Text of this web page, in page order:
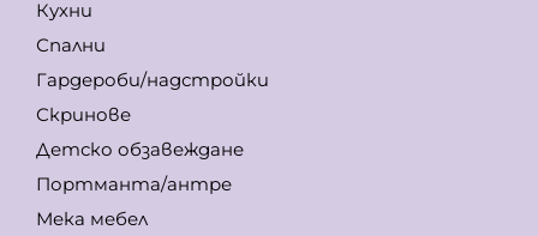
Кухни
Спални
Гардероби/надстройки
Скринове
Детско обзавеждане
Портманта/антре
Мека мебел